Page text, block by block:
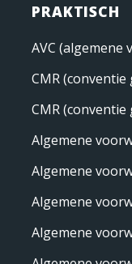
PRAKTISCH
AVC (algemene
CMR
CMR
Algemene
Algemene
Algemene
Algemene